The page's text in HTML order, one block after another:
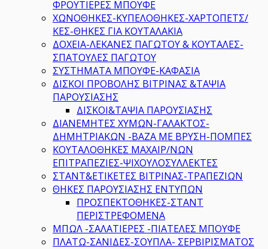
ΦΡΟΥΤΙΕΡΕΣ ΜΠΟΥΦΕ
ΧΩΝΟΘΗΚΕΣ-ΚΥΠΕΛΟΘΗΚΕΣ-ΧΑΡΤΟΠΕΤΣ/
ΚΕΣ-ΘΗΚΕΣ ΓΙΑ ΚΟΥΤΑΛΑΚΙΑ
ΔΟΧΕΙΑ-ΛΕΚΑΝΕΣ ΠΑΓΩΤΟΥ & ΚΟΥΤΑΛΕΣ-
ΣΠΑΤΟΥΛΕΣ ΠΑΓΩΤΟΥ
ΣΥΣΤΗΜΑΤΑ ΜΠΟΥΦΕ-ΚΑΦΑΣΙΑ
ΔΙΣΚΟΙ ΠΡΟΒΟΛΗΣ ΒΙΤΡΙΝΑΣ &ΤΑΨΙΑ
ΠΑΡΟΥΣΙΑΣΗΣ
ΔΙΣΚΟΙ&ΤΑΨΙΑ ΠΑΡΟΥΣΙΑΣΗΣ
ΔΙΑΝΕΜΗΤΕΣ ΧΥΜΩΝ-ΓΑΛΑΚΤΟΣ-
ΔΗΜΗΤΡΙΑΚΩΝ -ΒΑΖΑ ΜΕ ΒΡΥΣΗ-ΠΟΜΠΕΣ
ΚΟΥΤΑΛΟΘΗΚΕΣ ΜΑΧΑΙΡ/ΝΩΝ
ΕΠΙΤΡΑΠΕΖΙΕΣ-ΨΙΧΟΥΛΟΣΥΛΛΕΚΤΕΣ
ΣΤΑΝΤ&ΕΤΙΚΕΤΕΣ ΒΙΤΡΙΝΑΣ-ΤΡΑΠΕΖΙΩΝ
ΘΗΚΕΣ ΠΑΡΟΥΣΙΑΣΗΣ ΕΝΤΥΠΩΝ
ΠΡΟΣΠΕΚΤΟΘΗΚΕΣ-ΣΤΑΝΤ
ΠΕΡΙΣΤΡΕΦΟΜΕΝΑ
ΜΠΩΛ -ΣΑΛΑΤΙΕΡΕΣ -ΠΙΑΤΕΛΕΣ ΜΠΟΥΦΕ
ΠΛΑΤΩ-ΣΑΝΙΔΕΣ-ΣΟΥΠΛΑ- ΣΕΡΒΙΡΙΣΜΑΤΟΣ